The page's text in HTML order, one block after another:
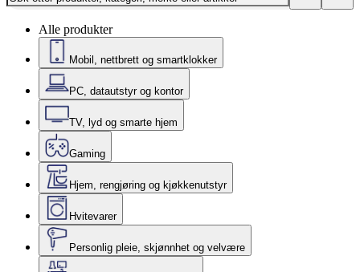
Alle produkter
Mobil, nettbrett og smartklokker
PC, datautstyr og kontor
TV, lyd og smarte hjem
Gaming
Hjem, rengjøring og kjøkkenutstyr
Hvitevarer
Personlig pleie, skjønnhet og velvære